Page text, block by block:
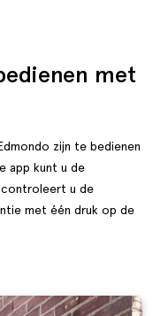
met
zijn te bedienen
app kunt u de
controleert u de
met één druk op de